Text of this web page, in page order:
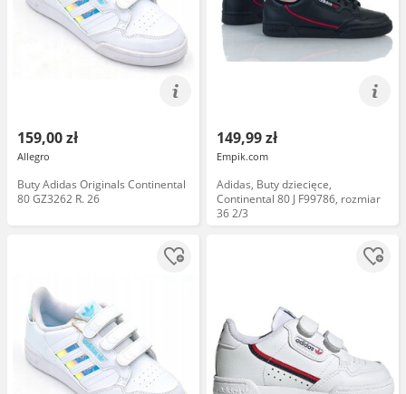
159,00 zł
Allegro
Buty Adidas Originals Continental
80 GZ3262 R. 26
149,99 zł
Empik.com
Adidas, Buty dziecięce,
Continental 80 J F99786, rozmiar
36 2/3